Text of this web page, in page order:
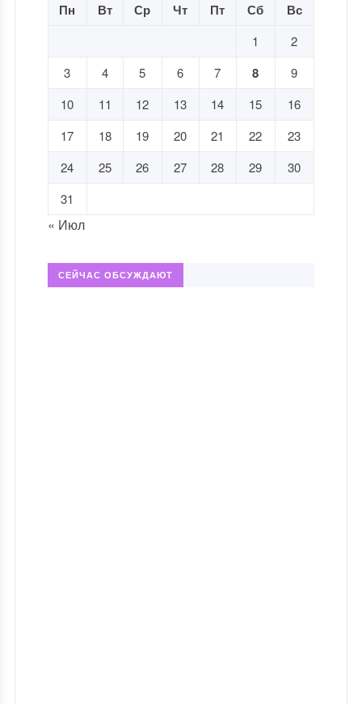
Пн Вт Ср Чт Пт Сб Вс
1
2
3
4 5 6 7 8
9
10
11 12 13 14 15
16
17
18 19 20 21 22
23
24
25 26 27 28 29
30
31
« Июл
СЕЙЧАС ОБСУЖДАЮТ